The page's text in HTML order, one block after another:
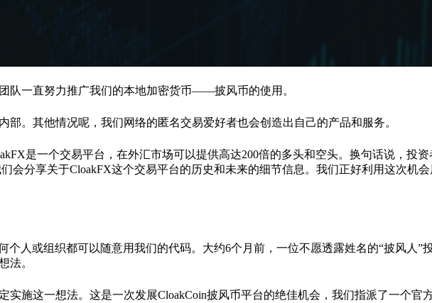
队一直努力推广我们的本地加密货币——披风币的使用。
部。其他情况呢，我们网络的匿名交易爱好者也会创造出自己的产品和服务。
是一个交易平台，在外汇市场可以提供高达200倍的多头和空头。换句话说，投
会分享关于CloakFX这个交易平台的历史和未来的细节信息。我们正好利用这次机会
个人或组织都可以随意用我们的代码。大约6个月前，一位不愿透露姓名的“披风人”
法。
实施这一想法。这是一次发展CloakCoin披风币平台的绝佳机会，我们指派了一个官